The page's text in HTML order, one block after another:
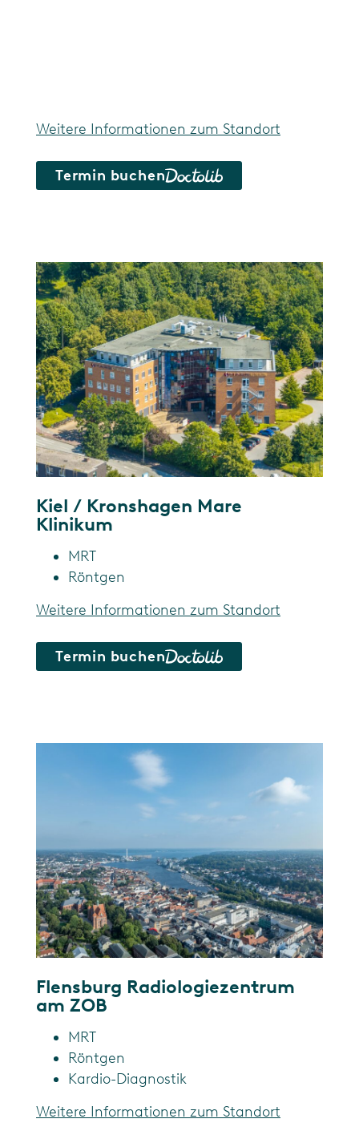
Weitere Informationen zum Standort
Termin buchen
Kiel / Kronshagen Mare
Klinikum
MRT
Röntgen
Weitere Informationen zum Standort
Termin buchen
Flensburg Radiologiezentrum
am ZOB
MRT
Röntgen
Kardio-Diagnostik
Weitere Informationen zum Standort